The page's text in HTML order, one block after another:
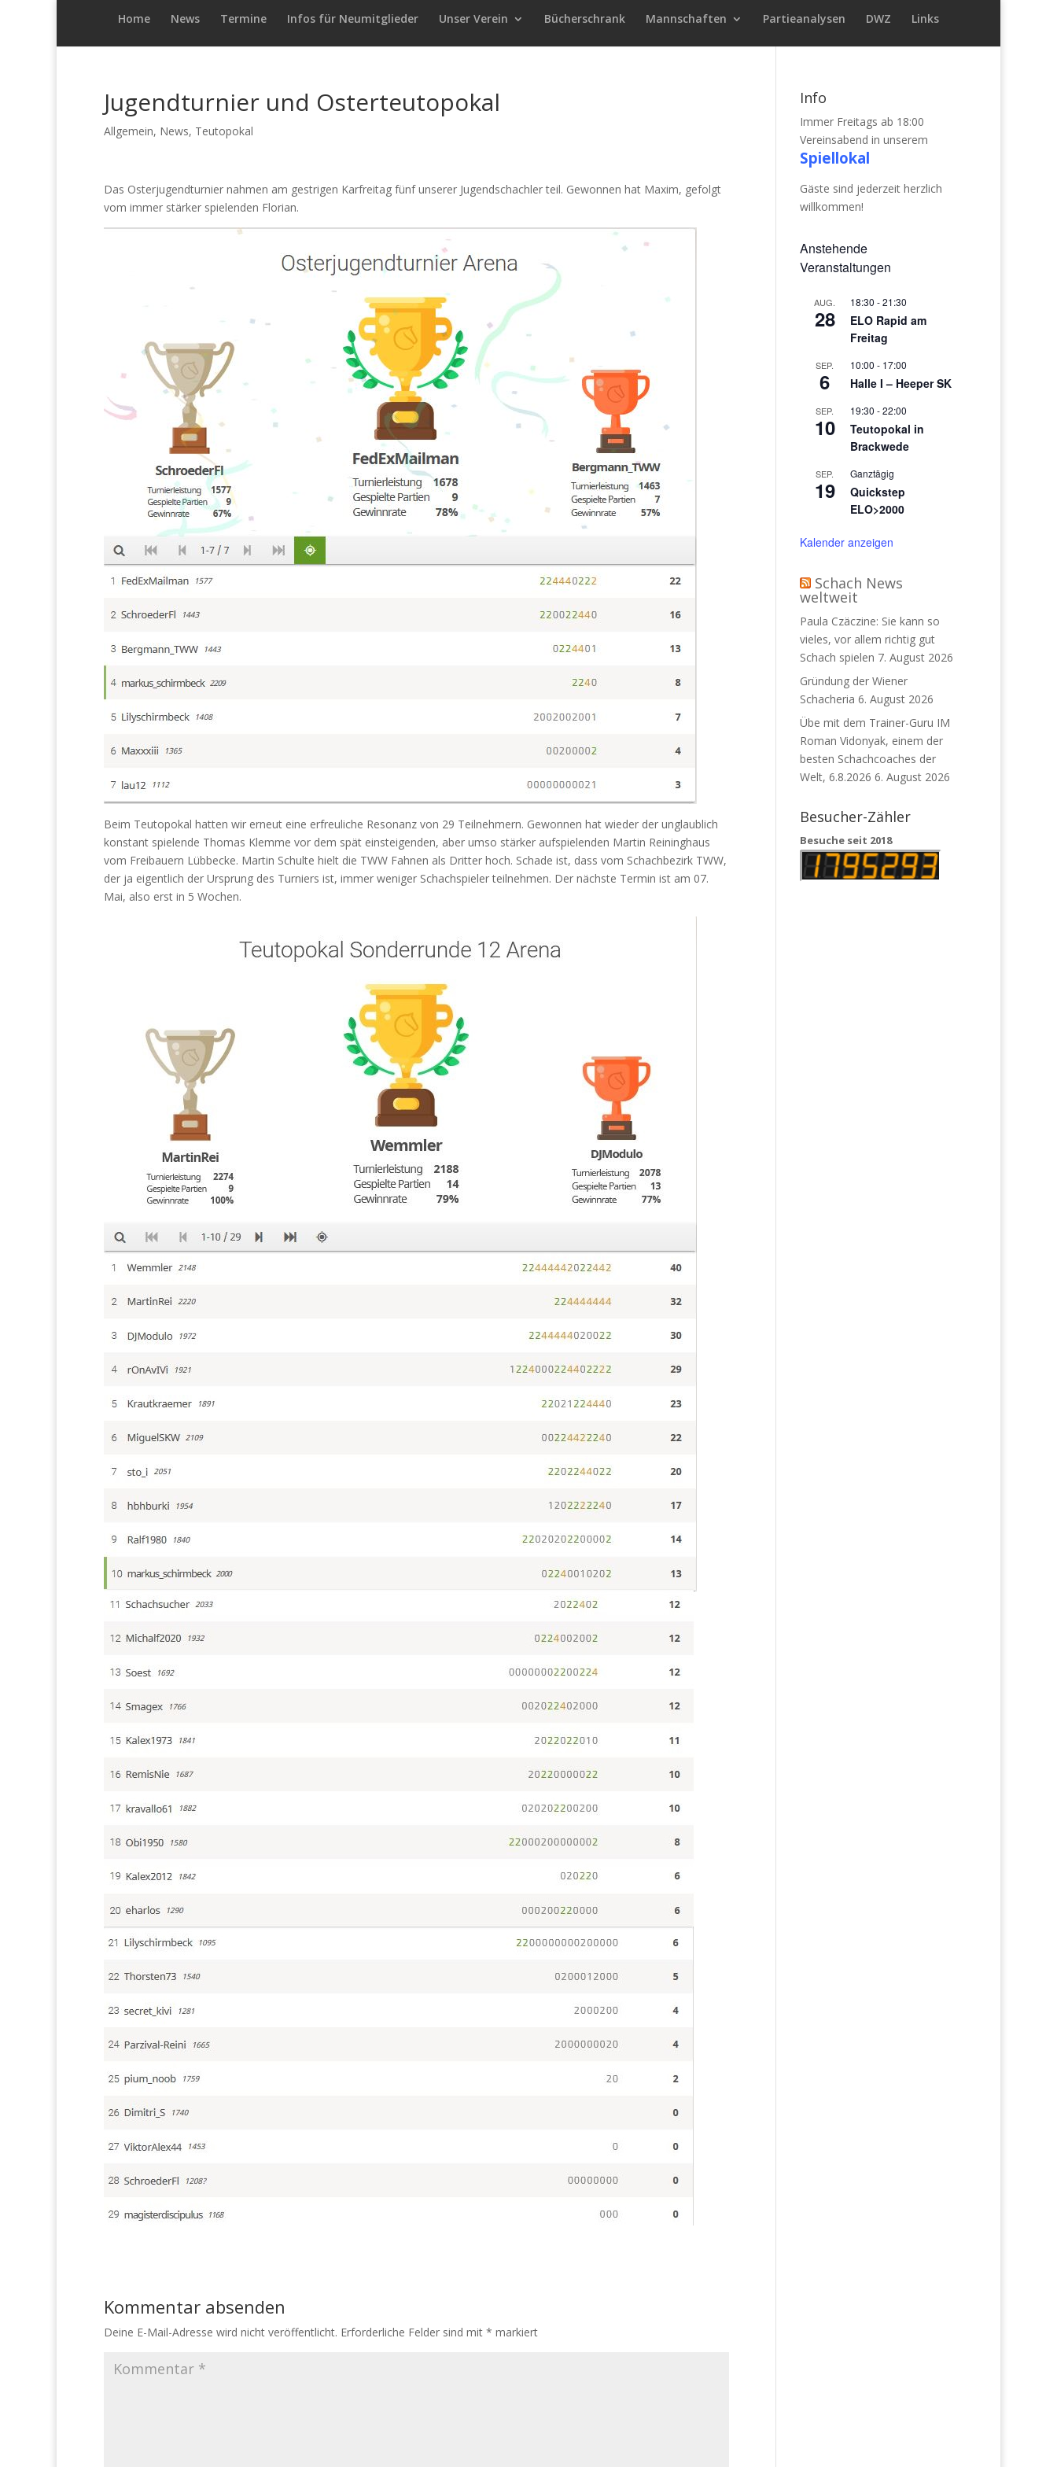
Home News Termine Infos für Neumitglieder Unser Verein Bücherschrank Mannschaften Partieanalysen DWZ Links
Jugendturnier und Osterteutopokal
Allgemein, News, Teutopokal
Das Osterjugendturnier nahmen am gestrigen Karfreitag fünf unserer Jugendschachler teil. Gewonnen hat Maxim, gefolgt
vom immer stärker spielenden Florian.
Beim Teutopokal hatten wir erneut eine erfreuliche Resonanz von 29 Teilnehmern. Gewonnen hat wieder der unglaublich
konstant spielende Thomas Klemme vor dem spät einsteigenden, aber umso stärker aufspielenden Martin Reininghaus
vom Freibauern Lübbecke. Martin Schulte hielt die TWW Fahnen als Dritter hoch. Schade ist, dass vom Schachbezirk TWW,
der ja eigentlich der Ursprung des Turniers ist, immer weniger Schachspieler teilnehmen. Der nächste Termin ist am 07.
Mai, also erst in 5 Wochen.
Kommentar absenden
Deine E-Mail-Adresse wird nicht veröffentlicht. Erforderliche Felder sind mit * markiert
Info
Immer Freitags ab 18:00
Vereinsabend in unserem
Spiellokal
Gäste sind jederzeit herzlich
willkommen!
Anstehende
Veranstaltungen
AUG.
28
18:30 -21:30
ELO Rapid am
Freitag
SEP.
6
10:00 - 17:00
Halle I – Heeper SK
SEP.
10
19:30 -22:00
Teutopokal in
Brackwede
SEP.
19
Ganztägig
Quickstep
ELO>2000
Kalender anzeigen
Schach News
weltweit
Paula Czäczine: Sie kann so
vieles, vor allem richtig gut
Schach spielen 7. August 2026
Gründung der Wiener
Schacheria 6. August 2026
Übe mit dem Trainer-Guru IM
Roman Vidonyak, einem der
besten Schachcoaches der
Welt, 6.8.2026 6. August 2026
Besucher-Zähler
Besuche seit 2018